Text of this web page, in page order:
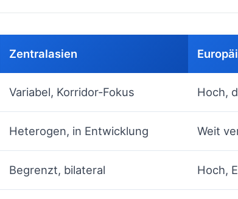
Zentralasien
Variabel, Korridor‑Fokus Hoch,
Heterogen, in Entwicklung Weit
Begrenzt, bilateral Hoch,